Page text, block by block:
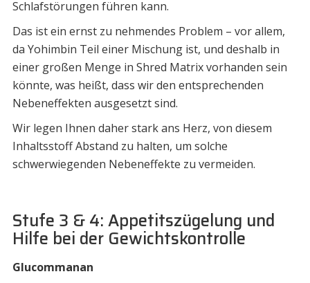
Schlafstörungen führen kann.
Das ist ein ernst zu nehmendes Problem – vor allem,
da Yohimbin Teil einer Mischung ist, und deshalb in
einer großen Menge in Shred Matrix vorhanden sein
könnte, was heißt, dass wir den entsprechenden
Nebeneffekten ausgesetzt sind.
Wir legen Ihnen daher stark ans Herz, von diesem
Inhaltsstoff Abstand zu halten, um solche
schwerwiegenden Nebeneffekte zu vermeiden.
Stufe 3 & 4: Appetitszügelung und
Hilfe bei der Gewichtskontrolle
Glucommanan